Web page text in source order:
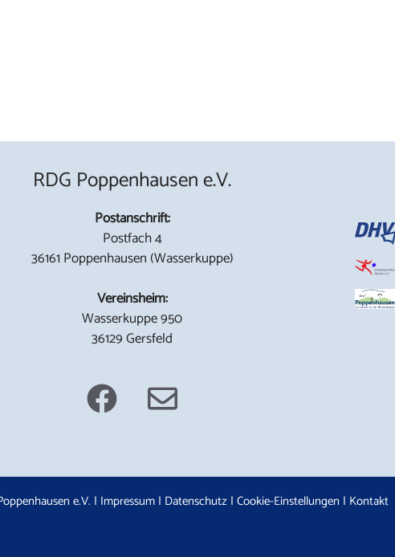
RDG Poppenhausen e.V.
Postanschrift:
Postfach 4
36161 Poppenhausen (Wasserkuppe)
Vereinsheim:
Wasserkuppe 950
36129 Gersfeld
e.V. | Impressum| Datenschutz | Cookie-Einstellungen | Kontakt